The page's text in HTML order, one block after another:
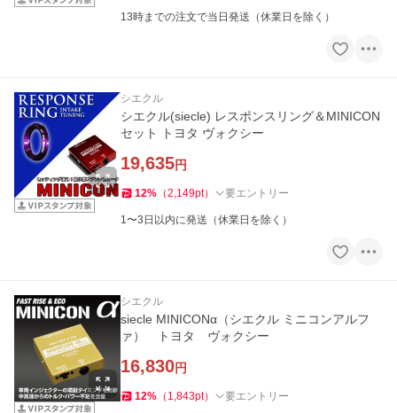
13時までの注文で当日発送（休業日を除く）
シエクル
シエクル(siecle) レスポンスリング＆MINICON
セット トヨタ ヴォクシー
19,635円
12% （2,149pt） 要エントリー
1〜3日以内に発送（休業日を除く）
シエクル
siecle MINICONα（シエクル ミニコンアルフ
ァ） トヨタ ヴォクシー
16,830円
12% （ 1,843pt） 要エントリー